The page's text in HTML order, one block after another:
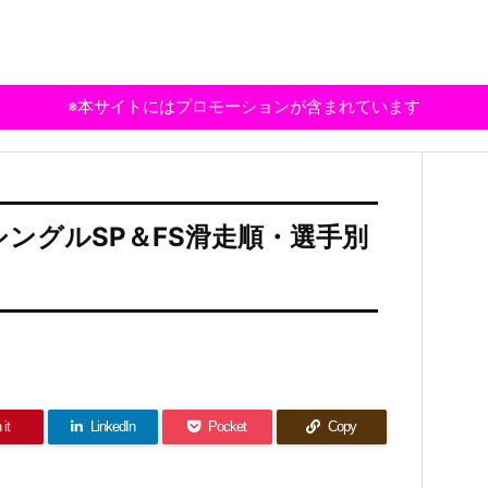
※本サイトにはプロモーションが含まれています
グルSP＆FS滑走順・選手別
it LinkedIn Pocket Copy